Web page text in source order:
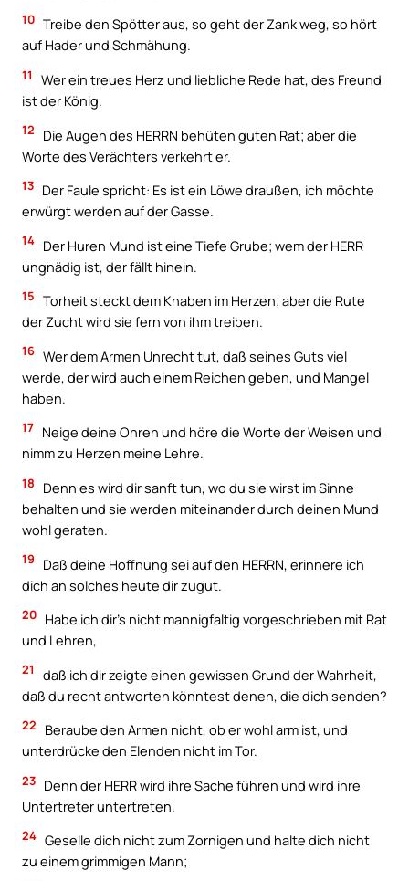
10 Treibe den Spötter aus, so geht der Zank weg, so hört
auf Hader und Schmähung.
11
Wer ein treues Herz und liebliche Rede hat, des Freund
ist der König.
12
Die Augen des HERRN behüten guten Rat; aber die
Worte des Verächters verkehrt er.
13 Der Faule spricht: Es ist ein Löwe draußen, ich möchte
erwürgt werden auf der Gasse.
14 Der Huren Mund ist eine Tiefe Grube; wem der HERR
ungnädig ist, der fällt hinein.
15 Torheit steckt dem Knaben im Herzen; aber die Rute
der Zucht wird sie fern von ihm treiben.
16 Wer dem Armen Unrecht tut, daß seines Guts viel
werde, der wird auch einem Reichen geben, und Mangel
haben.
17 Neige deine Ohren und höre die Worte der Weisen und
nimm zu Herzen meine Lehre.
18
Denn es wird dir sanft tun, wo du sie wirst im Sinne
behalten und sie werden miteinander durch deinen Mund
wohl geraten.
19
Daß deine Hoffnung sei auf den HERRN, erinnere ich
dich an solches heute dir zugut.
20 Habe ich dir’s nicht mannigfaltig vorgeschrieben mit Rat
und Lehren,
21
daß ich dir zeigte einen gewissen Grund der Wahrheit,
daß du recht antworten könntest denen, die dich senden?
22
Beraube den Armen nicht, ob er wohl arm ist, und
unterdrücke den Elenden nicht im Tor.
23 Denn der HERR wird ihre Sache führen und wird ihre
Untertreter untertreten.
24 Geselle dich nicht zum Zornigen und halte dich nicht
zu einem grimmigen Mann;